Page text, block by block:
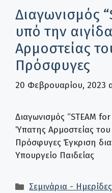
Διαγωνισμός
υπό την
Αρμοστείας
Πρόσφυγες
20 Φεβρουαρίου, 2023
Διαγωνισμός “STEAM
Ύπατης Αρμοστείας
Πρόσφυγες Έγκριση
Υπουργείο Παιδείας
Κατηγορίες
Σεμινάρια -